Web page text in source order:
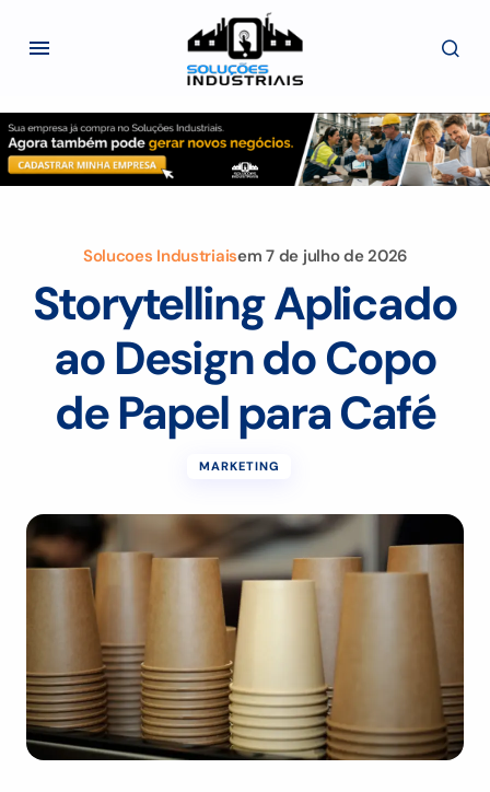
Solucoes Industriaisem 7 de julho de 2026
Storytelling Aplicado
ao Design do Copo
de Papel para Café
MARKETING